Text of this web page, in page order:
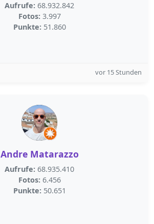
Aufrufe: 68.932.842
Fotos: 3.997
Punkte: 51.860
vor 15 Stunden
Andre Matarazzo
Aufrufe: 68.935.410
Fotos: 6.456
Punkte: 50.651